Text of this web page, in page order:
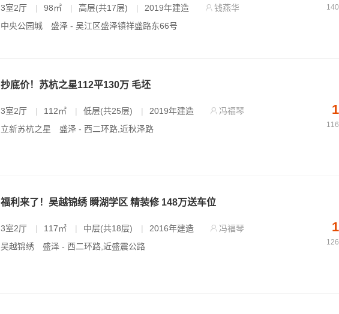
3室2厅 | 98㎡ | 高层(共17层) | 2019年建造
钱燕华
中央公园城
盛泽 - 吴江区盛泽镇祥盛路东66号
抄底价！苏杭之星112平130万 毛坯
3室2厅 | 112㎡ | 低层(共25层) | 2019年建造
冯福琴
立新苏杭之星
盛泽 - 西二环路,近秋泽路
福利来了！吴越锦绣 瞬湖学区 精装修 148万送车位
3室2厅 | 117㎡ | 中层(共18层) | 2016年建造
冯福琴
吴越锦绣
盛泽 - 西二环路,近盛震公路